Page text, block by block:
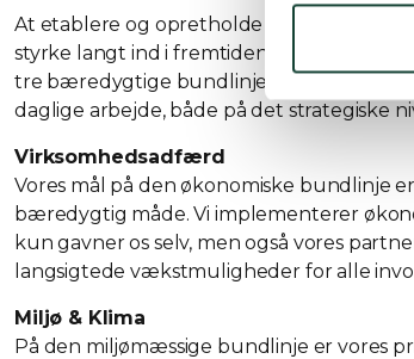
At etablere og opretholde en sund og
styrke langt ind i fremtiden, kræver en
tre bæredygtige bundlinjer. Arbejdet
daglige arbejde, både på det strategiske
Virksomhedsadfærd
Vores mål på den økonomiske bundlinje
bæredygtig måde. Vi implementerer
kun gavner os selv, men også vores
langsigtede vækstmuligheder for alle
Miljø & Klima
På den miljømæssige bundlinje er vores